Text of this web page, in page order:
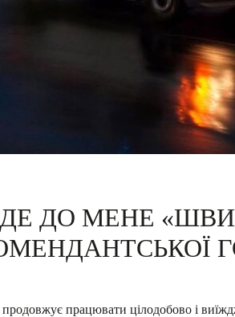
ДО МЕНЕ
працювати цілодобово і